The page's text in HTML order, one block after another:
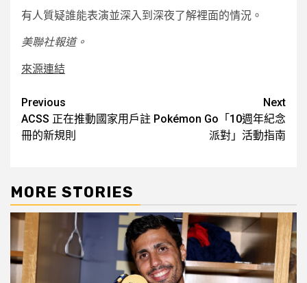
有人質疑誰能表演並深入到深夜了解裡面的情況。
美聯社報道。
來源連結
Post
navigation
Previous
ACSS 正在推動國家用戶註
冊的新規則
Next
Pokémon Go「10週年紀念
派對」活動指南
MORE STORIES